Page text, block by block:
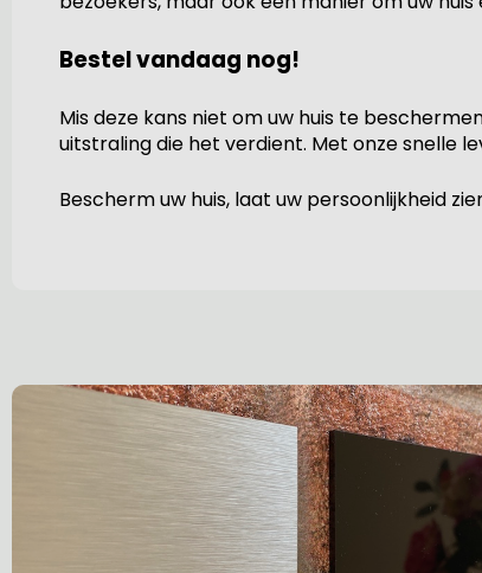
Bestel vandaag nog!
Mis deze kans niet om uw huis te
uitstraling die het verdient. Met onze snelle
Bescherm uw huis, laat uw persoonlijkheid